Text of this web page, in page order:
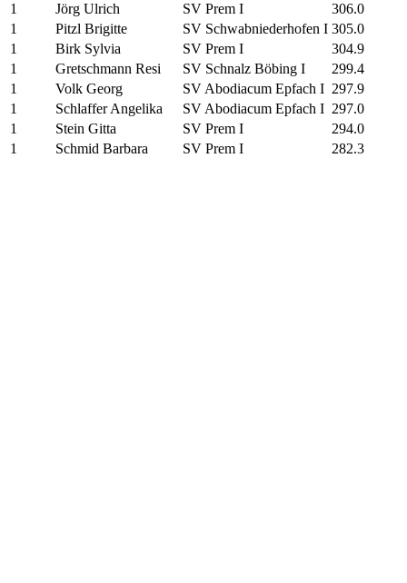
1
Jörg Ulrich SV Prem I
306.0
1
Pitzl Brigitte SV Schwabniederhofen I 305.0
1
Birk Sylvia SV Prem I
304.9
1
Gretschmann Resi SV Schnalz Böbing I
299.4
1
Volk Georg SV Abodiacum Epfach I 297.9
1
Schlaffer Angelika SV Abodiacum Epfach I 297.0
1
Stein Gitta SV Prem I
294.0
1
Schmid Barbara SV Prem I 282.3